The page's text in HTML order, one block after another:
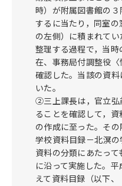
時）が附属図書館の
するに当たり，同室
の左側）に積まれて
整理する過程で，当
在、事務局付調整役〈
確認した。当該の資
いた。
②三上課長は，官立弘
ることを確認して，
の作成に至った。そ
学校資料目録－北溟の
資料の分類にあたっ
に沿って実施した。
えて資料目録（以下